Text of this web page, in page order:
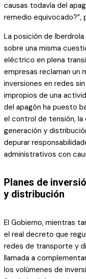
causas todavía del
remedio equivocado?”,
La posición de
sobre una misma
eléctrico en plena
empresas reclaman un
inversiones en redes
impropios de una
del apagón ha puesto
el control de tensión,
generación y
depurar
administrativos con
Planes de
y distribución
El Gobierno, mientras
el real decreto que
redes de transporte y
llamada a
los volúmenes de